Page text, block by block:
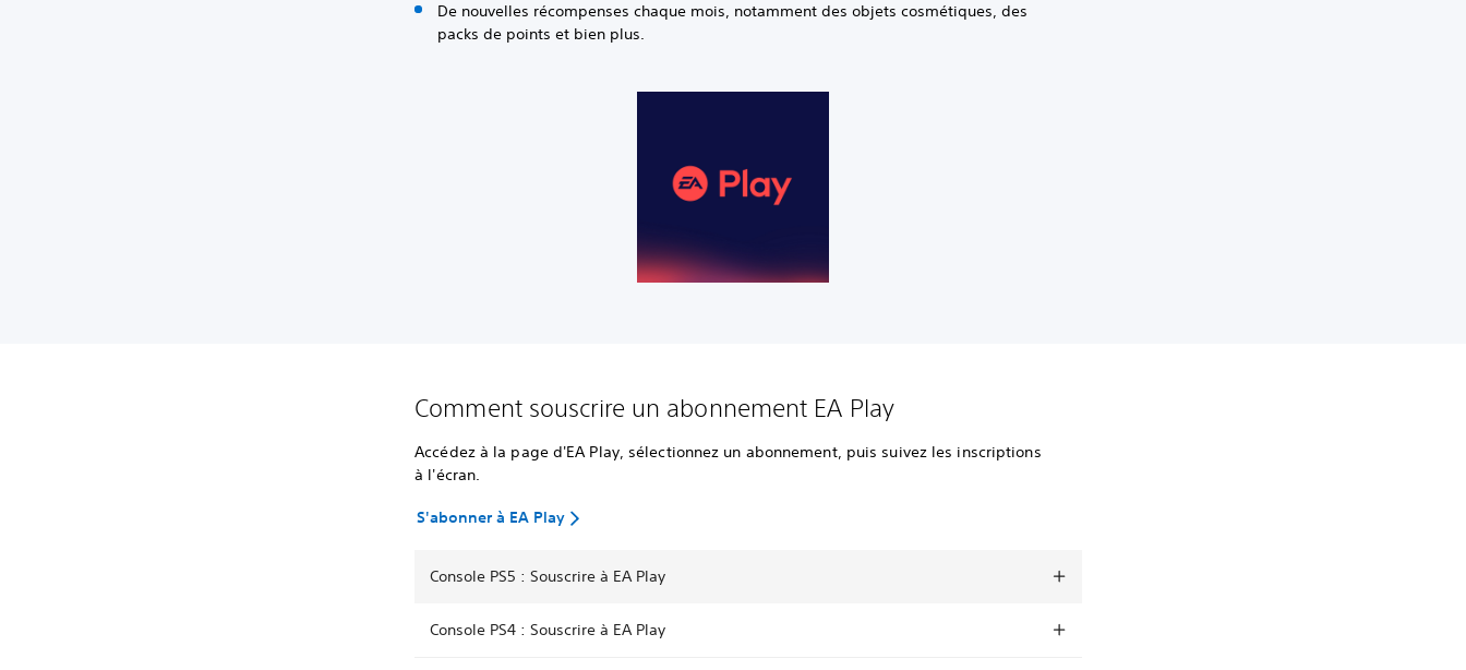
De nouvelles récompenses chaque mois, notamment des objets cosmétiques, des
packs de points et bien plus.
Comment souscrire un abonnement EA Play
Accédez à la page d'EA Play, sélectionnez un abonnement, puis suivez les inscriptions
à l'écran.
S'abonner à EA Play
Console PS5 : Souscrire à EA Play
Console PS4 : Souscrire à EA Play